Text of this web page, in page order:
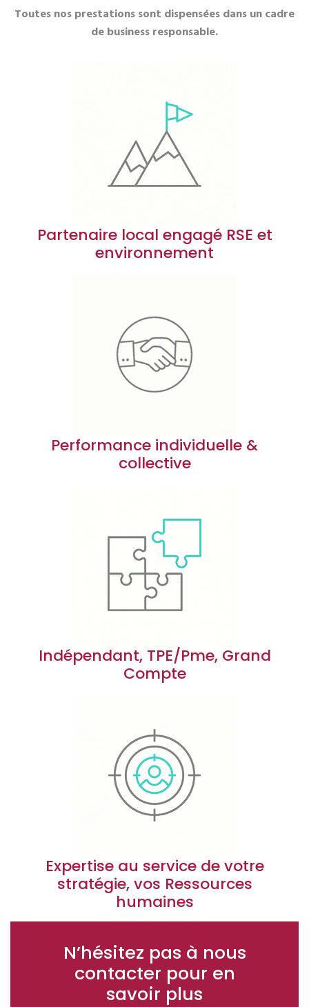
Toutes nos prestations sont dispensées dans un cadre
de business responsable.
Partenaire local engagé RSE et
environnement
Performance individuelle &
collective
Indépendant, TPE/Pme, Grand
Compte
Expertise au service de votre
stratégie, vos Ressources
humaines
N’hésitez pas à nous
contacter pour en
savoir plus